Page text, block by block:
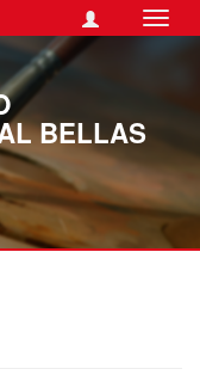
BELLAS